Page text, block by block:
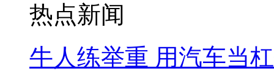
热点新闻
牛人练举重 用汽车当